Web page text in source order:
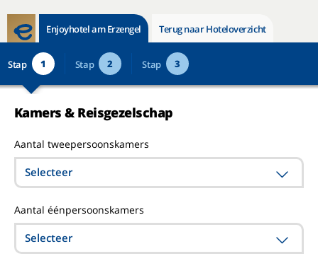
Enjoyhotel am Erzengel Terug naar Hoteloverzicht
Stap 1 Stap 2 Stap 3
Kamers & Reisgezelschap
Aantal tweepersoonskamers
Selecteer
Aantal éénpersoonskamers
Selecteer